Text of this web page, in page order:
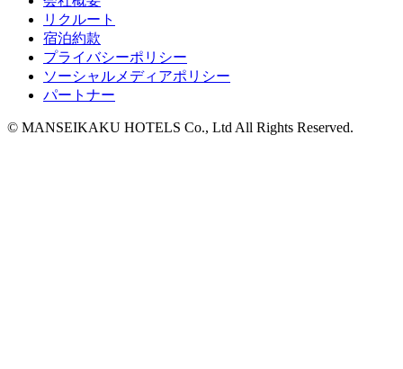
リクルート
宿泊約款
プライバシーポリシー
ソーシャルメディアポリシー
パートナー
© MANSEIKAKU HOTELS Co., Ltd All Rights Reserved.